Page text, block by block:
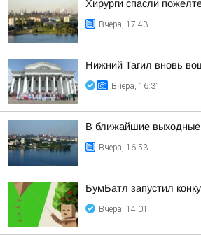
Хирурги спасли
Вчера, 17:43
Нижний Тагил вновь
Вчера, 16:31
В ближайшие выходные
Вчера, 16:53
БумБатл запустил
Вчера, 14:01